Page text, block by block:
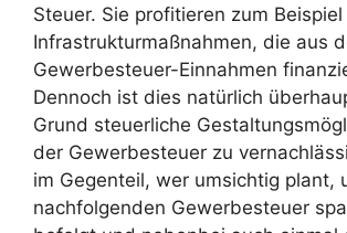
Steuer. Sie profitieren zum
Infrastrukturmaßnahmen, die aus
Gewerbesteuer-Einnahmen
Dennoch ist dies natürlich
Grund steuerliche
der Gewerbesteuer zu
im Gegenteil, wer umsichtig plant,
nachfolgenden Gewerbesteuer